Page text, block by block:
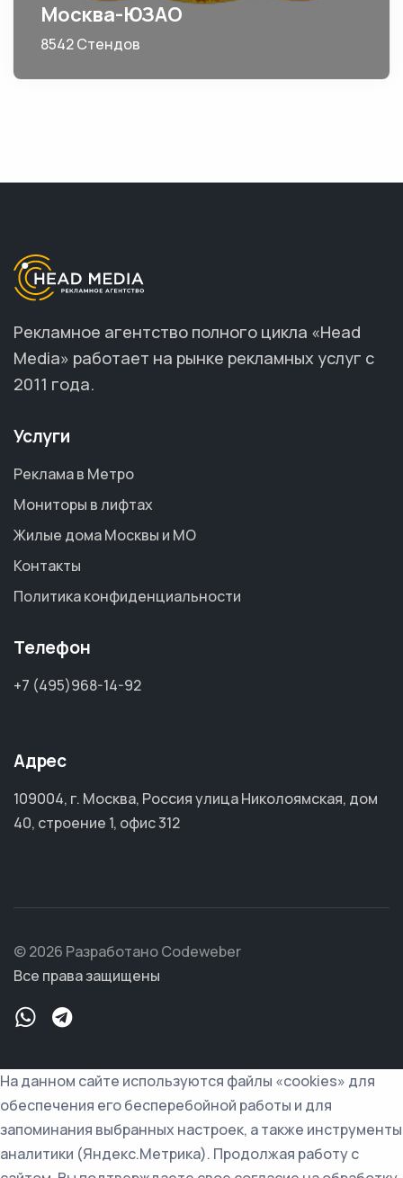
Москва-ЮЗАО
8542 Стендов
Рекламное агентство полного цикла «Head
Media» работает на рынке рекламных услуг с
2011 года.
Услуги
Реклама в Метро
Мониторы в лифтах
Жилые дома Москвы и МО
Контакты
Политика конфиденциальности
Телефон
+7 (495)968-14-92
Адрес
109004, г. Москва, Россия улица Николоямская, дом
40, строение 1, офис 312
© 2026 Разработано Codeweber
Все права защищены
На данном сайте используются файлы «cookies» для
обеспечения его бесперебойной работы и для
запоминания выбранных настроек, а также инструменты
аналитики (Яндекс.Метрика). Продолжая работу с